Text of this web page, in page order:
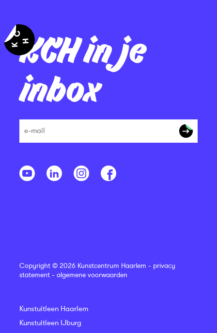
KCH in je
inbox
Copyright © 2026 Kunstcentrum Haarlem - privacy
statement - algemene voorwaarden
Kunstuitleen Haarlem
Kunstuitleen IJburg